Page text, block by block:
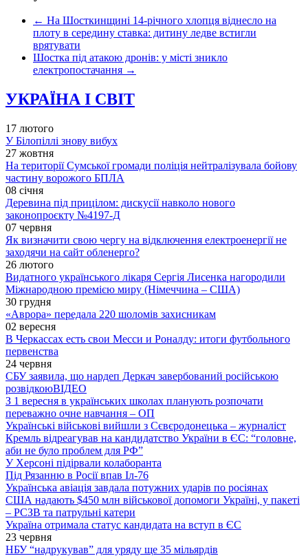
← На Шосткинщині 14-річного хлопця віднесло на
плоту в середину ставка: дитину ледве встигли
врятувати
Шостка під атакою дронів: у місті зникло
електропостачання →
УКРАЇНА І СВІТ
17 лютого
У Білопіллі знову вибух
27 жовтня
На території Сумської громади поліція нейтралізувала бойову
частину ворожого БПЛА
08 січня
Деревина під прицілом: дискусії навколо нового
законопроєкту №4197-Д
07 червня
Як визначити свою чергу на відключення електроенергії не
заходячи на сайт обленерго?
26 лютого
Видатного українського лікаря Сергія Лисенка нагородили
Міжнародною премією миру (Німеччина – США)
30 грудня
«Аврора» передала 220 шоломів захисникам
02 вересня
В Черкассах есть свои Месси и Роналду: итоги футбольного
первенства
24 червня
СБУ заявила, що нардеп Деркач завербований російською
розвідкоюВІДЕО
З 1 вересня в українських школах планують розпочати
переважно очне навчання – ОП
Українські військові вийшли з Сєвєродонецька – журналіст
Кремль відреагував на кандидатство України в ЄС: “головне,
аби не було проблем для РФ”
У Херсоні підірвали колаборанта
Під Рязанню в Росії впав Іл-76
Українська авіація завдала потужних ударів по росіянах
США надають $450 млн військової допомоги Україні, у пакеті
– РСЗВ та патрульні катери
Україна отримала статус кандидата на вступ в ЄС
23 червня
НБУ “надрукував” для уряду ще 35 мільярдів